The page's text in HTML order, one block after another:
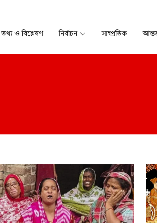
তথ্য ও বিশ্লেষণ নির্বাচন সাম্প্রতিক